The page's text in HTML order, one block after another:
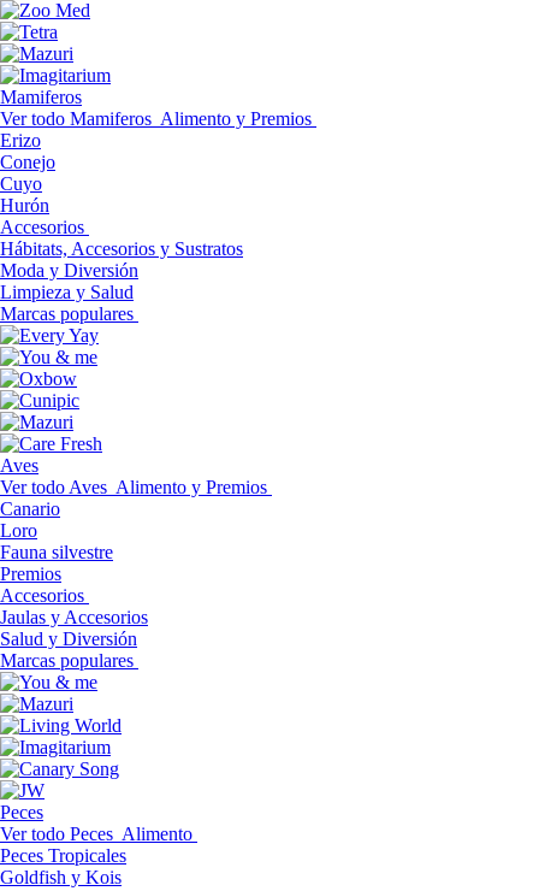
Mamiferos
Ver todo Mamiferos Alimento y Premios
Erizo
Conejo
Cuyo
Hurón
Accesorios
Hábitats, Accesorios y Sustratos
Moda y Diversión
Limpieza y Salud
Marcas populares
Aves
Ver todo Aves Alimento y Premios
Canario
Loro
Fauna silvestre
Premios
Accesorios
Jaulas y Accesorios
Salud y Diversión
Marcas populares
Peces
Ver todo Peces Alimento
Peces Tropicales
Goldfish y Kois